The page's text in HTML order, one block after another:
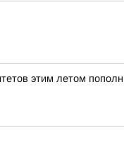
этим летом